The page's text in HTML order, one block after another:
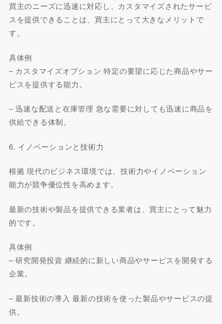
買主のニーズに迅速に対応し、カスタマイズされたサービ
スを提供できることは、買主にとって大きなメリットで
す。
具体例
– カスタマイズオプション 特定の要望に応じた商品やサー
ビスを提供する能力。
– 迅速な配送と在庫管理 急な需要に対しても迅速に商品を
供給できる体制。
6. イノベーションと技術力
根拠 現代のビジネス環境では、技術力やイノベーション
能力が競争優位性を高めます。
最新の技術や製品を提供できる業者は、買主にとって魅力
的です。
具体例
– 研究開発投資 継続的に新しい商品やサービスを開発する
企業。
– 最新技術の導入 最新の技術を使った製品やサービスの提
供。